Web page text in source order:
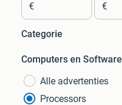
€ €
Categorie
Computers en Software
Alle advertenties
Processors